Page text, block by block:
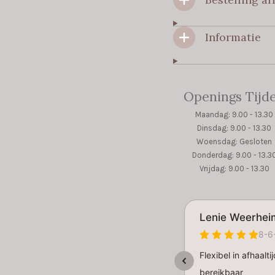
Informatie
Openings
Maandag: 9.00 - 13.30
Dinsdag: 9.00 - 13.30
Woensdag: Gesloten
Donderdag: 9.00 -
Vrijdag: 9.00 - 13.30